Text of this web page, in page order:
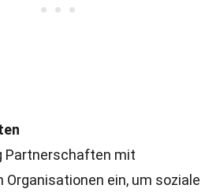
Partnerschaften mit
Organisationen ein, um soziale